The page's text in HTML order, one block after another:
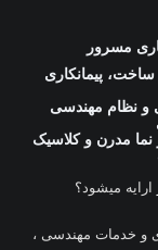
مسرور
پیمانکاری
و نظام مهندسی
مدرن و کلاسیک
ارایه میشود؟
و خدمات مهندسی ،